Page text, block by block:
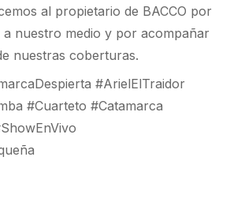
al propietario de BACCO por
nuestro medio y por acompañar
nuestras coberturas.
#ArielElTraidor
#Cuarteto #Catamarca